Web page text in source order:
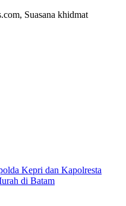
Suasana khidmat
Kepri dan Kapolresta
di Batam